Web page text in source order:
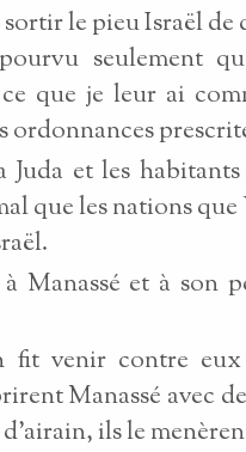
le pieu Israël de
seulement
que je leur ai
ordonnances
Juda et les
que les nations
Manassé et à son
fit venir contre
Manassé avec
ils le